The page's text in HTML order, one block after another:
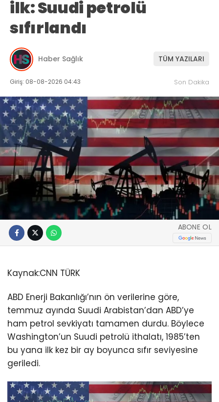
ilk: Suudi petrolü
sıfırlandı
Haber Sağlık TÜM YAZILARI
Giriş: 08-08-2026 04:43 Son Dakika
ABONE OL
Kaynak:CNN TÜRK
ABD Enerji Bakanlığı’nın ön verilerine göre,
temmuz ayında Suudi Arabistan’dan ABD’ye
ham petrol sevkiyatı tamamen durdu. Böylece
Washington’un Suudi petrolü ithalatı, 1985’ten
bu yana ilk kez bir ay boyunca sıfır seviyesine
geriledi.